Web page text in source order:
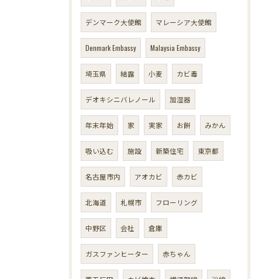
デンマーク大使館 マレーシア大使館
Denmark Embassy Malaysia Embassy
埼玉県 結露 小麦 カビ毒
デオキシニバレノール 加湿器
年末年始 家 実家 お餅 みかん
吸い込む 施設 新築住宅 東京都
名古屋市内 アオカビ 赤カビ
北海道 札幌市 フローリング
中野区 会社 倉庫
ガスファンヒーター 赤ちゃん